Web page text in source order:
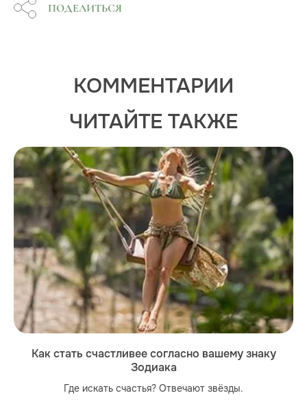
ПОДЕЛИТЬСЯ
КОММЕНТАРИИ
ЧИТАЙТЕ ТАКЖЕ
Как стать счастливее согласно вашему знаку
Зодиака
Где искать счастья? Отвечают звёзды.